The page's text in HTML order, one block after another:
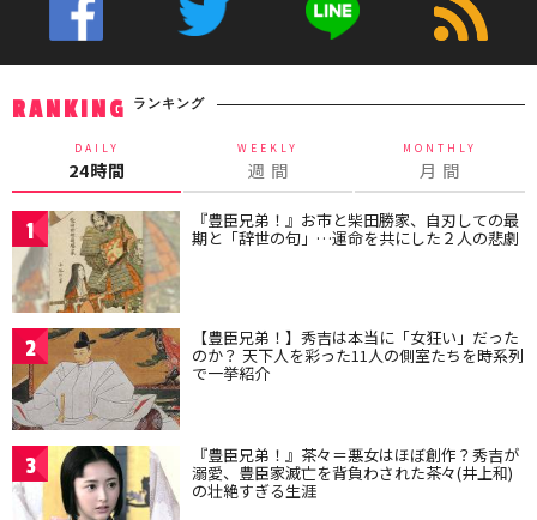
RANKING ランキング
DAILY
24時間
WEEKLY
週 間
MONTHLY
月 間
1 『豊臣兄弟！』お市と柴田勝家、自刃しての最
期と「辞世の句」…運命を共にした２人の悲劇
2 【豊臣兄弟！】秀吉は本当に「女狂い」だった
のか？ 天下人を彩った11人の側室たちを時系列
で一挙紹介
3 『豊臣兄弟！』茶々＝悪女はほぼ創作？秀吉が
溺愛、豊臣家滅亡を背負わされた茶々(井上和)
の壮絶すぎる生涯